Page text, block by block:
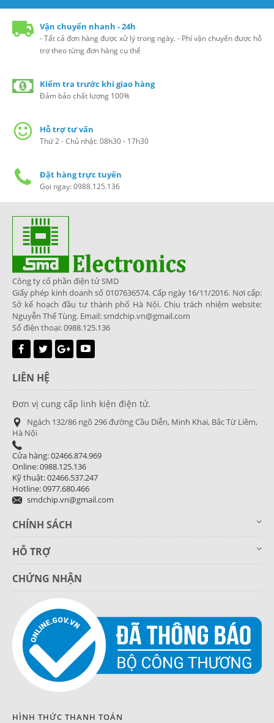
Vận chuyển nhanh - 24h
- Tất cả đơn hàng được xử lý trong ngày. - Phí vận chuyển được hỗ
trợ theo từng đơn hàng cụ thể
Kiểm tra trước khi giao hàng
Đảm bảo chất lượng 100%
Hỗ trợ tư vấn
Thứ 2 - Chủ nhật: 08h30 - 17h30
Đặt hàng trực tuyến
Gọi ngay: 0988.125.136
Công ty cổ phần điện tử SMD
Giấy phép kinh doanh số 0107636574. Cấp ngày 16/11/2016. Nơi cấp:
Sở kế hoạch đầu tư thành phố Hà Nội. Chịu trách nhiệm website:
Nguyễn Thế Tùng. Email: smdchip.vn@gmail.com
Số điện thoại: 0988.125.136
LIÊN HỆ
Đơn vị cung cấp linh kiện điện tử.
Ngách 132/86 ngõ 296 đường Cầu Diễn, Minh Khai, Bắc Từ Liêm,
Hà Nội
Cửa hàng: 02466.874.969
Online: 0988.125.136
Kỹ thuật: 02466.537.247
Hotline: 0977.680.466
smdchip.vn@gmail.com
CHÍNH SÁCH
HỖ TRỢ
CHỨNG NHẬN
HÌNH THỨC THANH TOÁN